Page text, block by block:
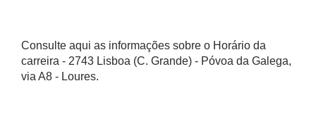
Consulte aqui as informações sobre o Horário da
carreira - 2743 Lisboa (C. Grande) - Póvoa da Galega,
via A8 - Loures.